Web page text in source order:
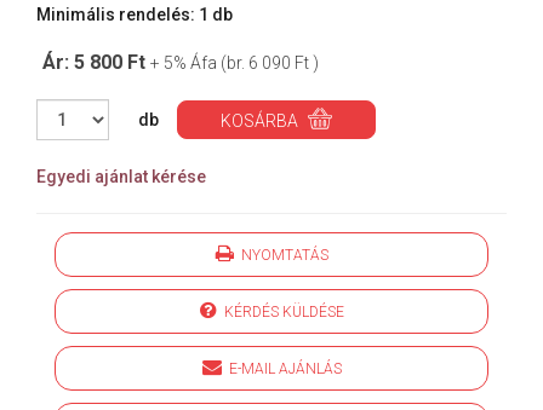
Minimális rendelés: 1 db
Ár: 5 800 Ft + 5% Áfa (br. 6 090 Ft )
db KOSÁRBA
Egyedi ajánlat kérése
NYOMTATÁS
KÉRDÉS KÜLDÉSE
E-MAIL AJÁNLÁS